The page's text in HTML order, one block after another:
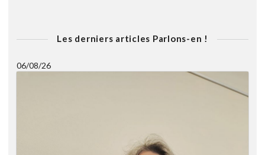
Les derniers articles Parlons-en !
06/08/26